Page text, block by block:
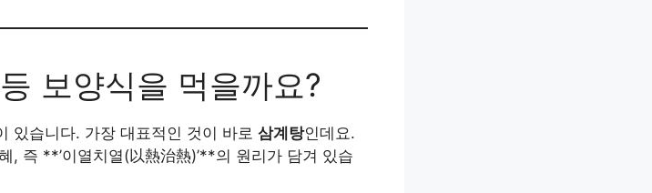
보양식을 먹을까요?
있습니다. 가장 대표적인 것이 바로 삼계탕인데요.
, 즉 **’이열치열(以熱治熱)’**의 원리가 담겨 있습